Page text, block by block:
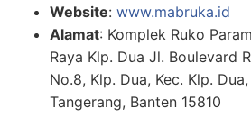
Website: www.mabruka.id
Alamat: Komplek Ruko
Raya Klp. Dua Jl. Boulevard
No.8, Klp. Dua, Kec. Klp.
Tangerang, Banten 15810